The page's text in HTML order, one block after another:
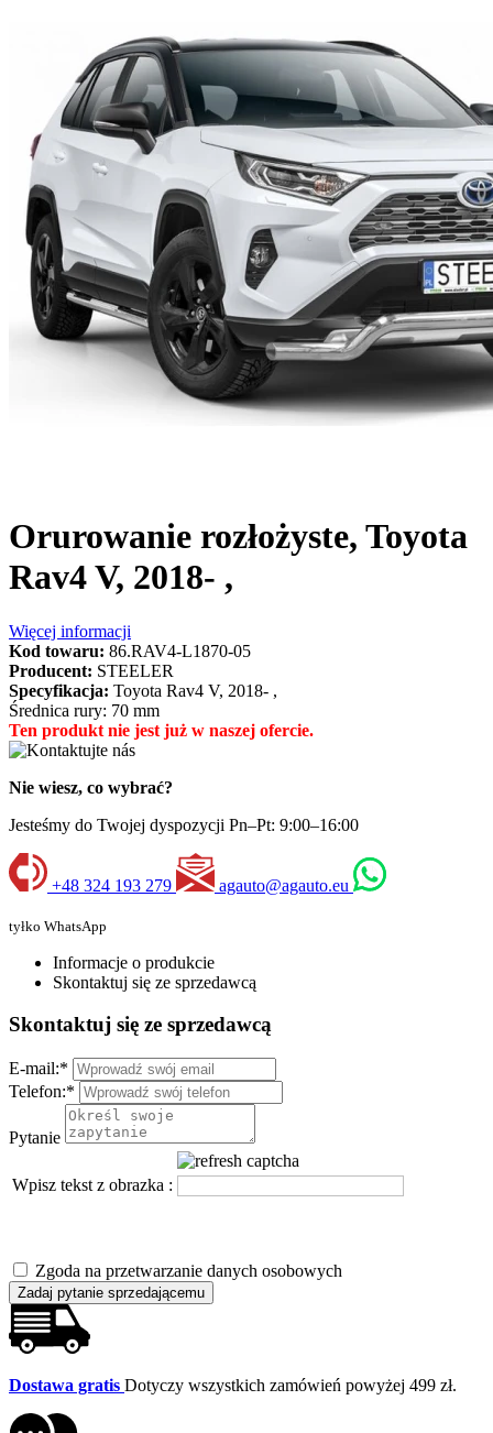
Orurowanie rozłożyste, Toyota
Rav4 V, 2018- ,
Więcej informacji
Kod towaru: 86.RAV4-L1870-05
Producent: STEELER
Specyfikacja: Toyota Rav4 V, 2018- ,
Średnica rury: 70 mm
Ten produkt nie jest już w naszej ofercie.
Nie wiesz, co wybrać?
Jesteśmy do Twojej dyspozycji Pn–Pt: 9:00–16:00
+48 324 193 279 agauto@agauto.eu
tyłko WhatsApp
Informacje o produkcie
Skontaktuj się ze sprzedawcą
Skontaktuj się ze sprzedawcą
E-mail:*
Telefon:*
Pytanie
Wpisz tekst z obrazka :
Zgoda na przetwarzanie danych osobowych
Zadaj pytanie sprzedającemu
Dostawa gratis Dotyczy wszystkich zamówień powyżej 499 zł.